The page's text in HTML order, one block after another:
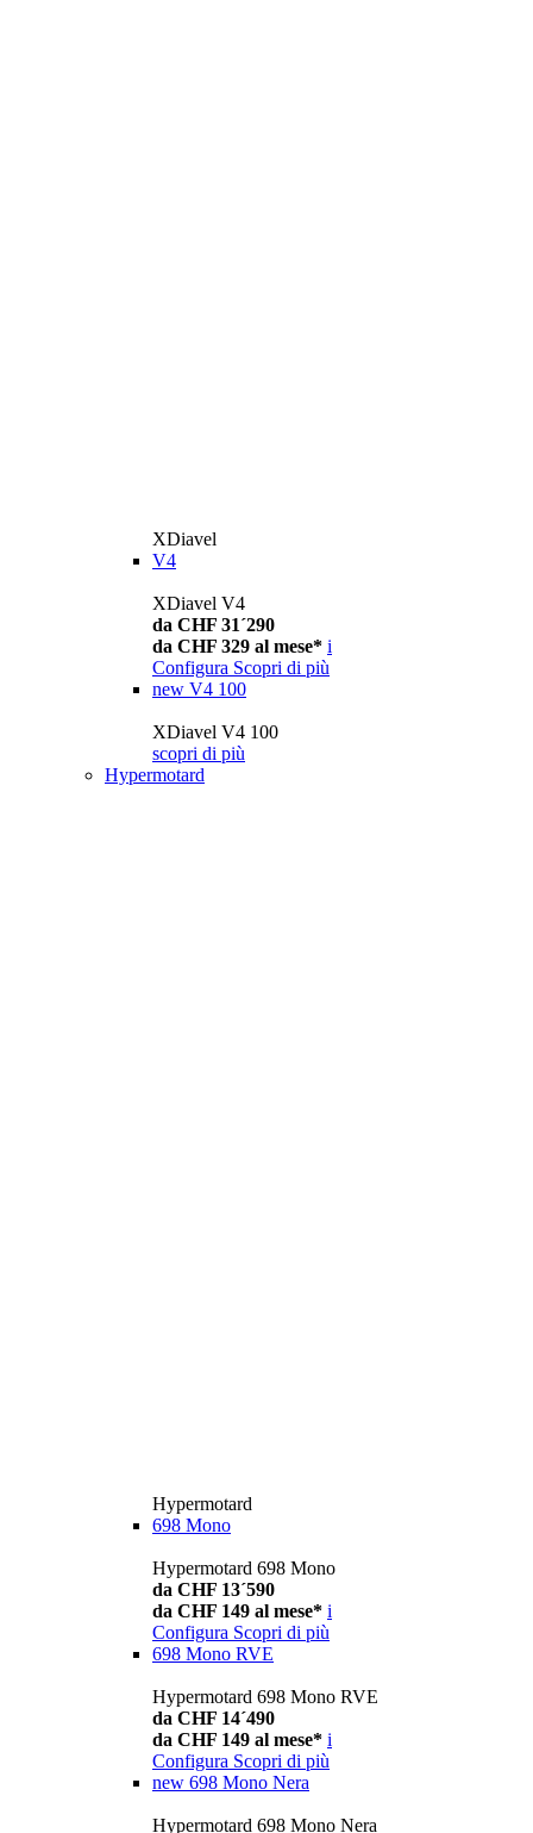
XDiavel
V4
XDiavel V4
da CHF 31´290
da CHF 329 al mese* i
Configura Scopri di più
new V4 100
XDiavel V4 100
scopri di più
Hypermotard
Hypermotard
698 Mono
Hypermotard 698 Mono
da CHF 13´590
da CHF 149 al mese* i
Configura Scopri di più
698 Mono RVE
Hypermotard 698 Mono RVE
da CHF 14´490
da CHF 149 al mese* i
Configura Scopri di più
new 698 Mono Nera
Hypermotard 698 Mono Nera